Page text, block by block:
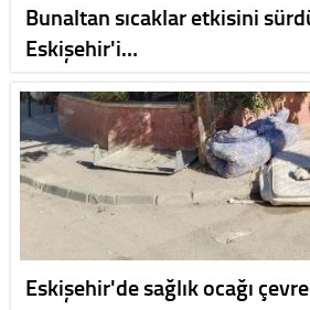
Bunaltan sıcaklar etkisini
Eskişehir'i…
Eskişehir'de sağlık ocağı